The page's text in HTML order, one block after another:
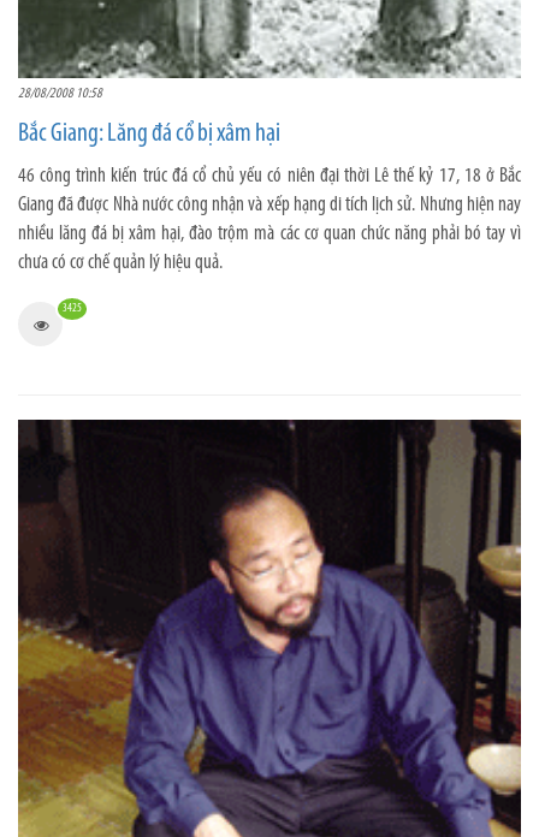
28/08/2008 10:58
Bắc Giang: Lăng đá cổ bị xâm hại
46 công trình kiến trúc đá cổ chủ yếu có niên đại thời Lê thế kỷ 17, 18 ở Bắc
Giang đã được Nhà nước công nhận và xếp hạng di tích lịch sử. Nhưng hiện nay
nhiều lăng đá bị xâm hại, đào trộm mà các cơ quan chức năng phải bó tay vì
chưa có cơ chế quản lý hiệu quả.
3425